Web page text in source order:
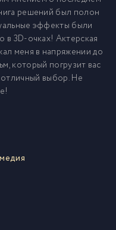
решений был полон
эффекты были
3D-очках! Актерская
меня в напряжении до
который погрузит вас
выбор. Не